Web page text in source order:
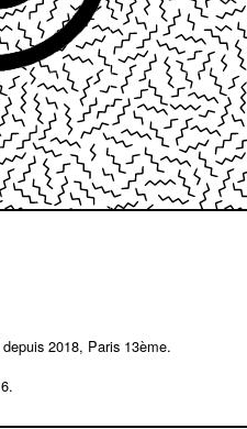
2018, Paris 13ème.